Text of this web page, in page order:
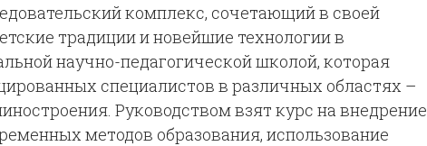
комплекс, сочетающий в своей
традиции и новейшие технологии в
научно-педагогической школой, которая
специалистов в различных областях –
Руководством взят курс на внедрение
методов образования, использование